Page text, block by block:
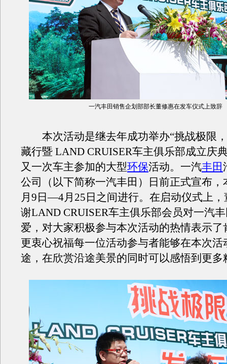
一汽丰田销售企划部部长董修惠在发车仪式上致辞
本次活动是继去年成功举办“挑战极限，
藏行暨 LAND CRUISER车主俱乐部成立庆
又一次车主参加的大型环保活动。一汽丰田
公司（以下简称一汽丰田）日前正式宣布，
月9日—4月25日之间进行。在启动仪式上
谢LAND CRUISER车主俱乐部会员对一汽
爱，对大家积极参与本次活动的热情表示了
更衷心祝福每一位活动参与者能够在本次活
途，在欣赏沿途美景的同时可以感悟到更多